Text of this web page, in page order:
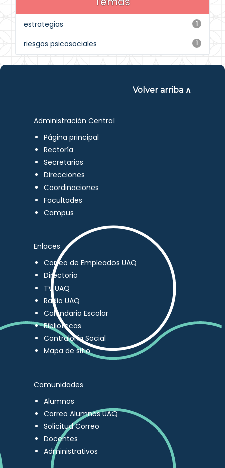
1
estrategias
1
riesgos psicosociales
Volver arriba ∧
Administración Central
Página principal
Rectoría
Secretarios
Direcciones
Coordinaciones
Facultades
Campus
Enlaces
Correo de Empleados UAQ
Directorio
TV UAQ
Radio UAQ
Calendario Escolar
Bibliotecas
Contraloría Social
Mapa de sitio
Comunidades
Alumnos
Correo Alumnos UAQ
Solicitud Correo
Docentes
Administrativos